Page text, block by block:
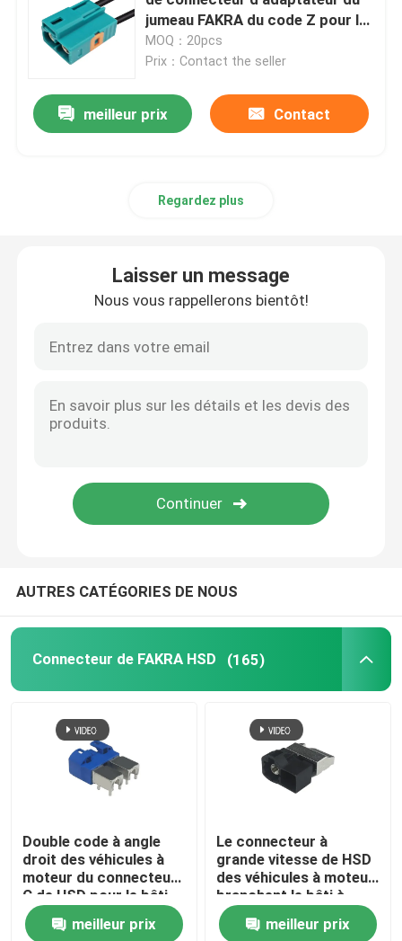
Mini connecteurs de FAKRA
Câble équipé de HSD
Adaptateur d'antenne de FAKRA
Cable connecteur de FAKRA
jumeau FAKRA du code Z pour le
câble coaxial de liaison
MOQ：20pcs
Prix：Contact the seller
meilleur prix Contact
Regardez plus
Laisser un message
Nous vous rappellerons bientôt!
AUTRES CATÉGORIES DE NOUS
Connecteur de FAKRA HSD (165)
Double code à angle
droit des véhicules à
moteur du connecteur
C de HSD pour le bâti
de carte PCB
meilleur prix
Le connecteur à
grande vitesse de HSD
des véhicules à moteur
branchent le bâti à
angle droit de carte
PCB de 4+4 bornes
meilleur prix